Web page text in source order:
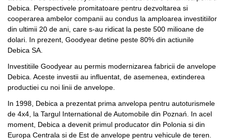
Debica. Perspectivele promitatoare pentru dezvoltarea si
cooperarea ambelor companii au condus la amploarea investitiilor
din ultimii 20 de ani, care s-au ridicat la peste 500 milioane de
dolari. In prezent, Goodyear detine peste 80% din actiunile
Debica SA.
Investitiile Goodyear au permis modernizarea fabricii de anvelope
Debica. Aceste investii au influentat, de asemenea, extinderea
productiei cu noi linii de anvelope.
In 1998, Debica a prezentat prima anvelopa pentru autoturismele
de 4x4, la Targul International de Automobile din Poznań. In acel
moment, Debica a devenit primul producator din Polonia si din
Europa Centrala si de Est de anvelope pentru vehicule de teren.